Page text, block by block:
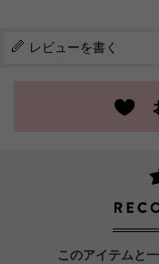
レビューを書く
このアイテムと